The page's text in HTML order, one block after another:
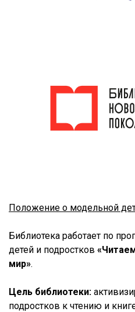
Положение о модельной
Библиотека работает по
детей и подростков
мир».
Цель библиотеки:
подростков к чтению и